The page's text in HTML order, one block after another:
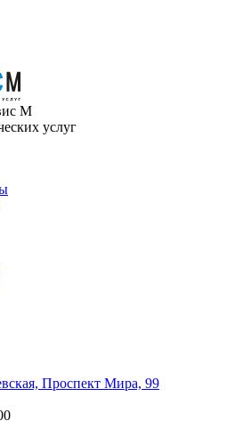
М
услуг
Проспект Мира, 99